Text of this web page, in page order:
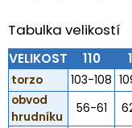
Tabulka velikostí
VELIKOST 110
torzo 103-108
obvod
hrudníku
56-61